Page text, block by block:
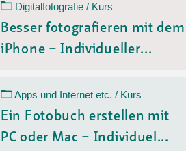
Digitalfotografie / Kurs
Besser fotografieren mit dem
iPhone – Individueller...
Apps und Internet etc. / Kurs
Ein Fotobuch erstellen mit
PC oder Mac – Individuel...